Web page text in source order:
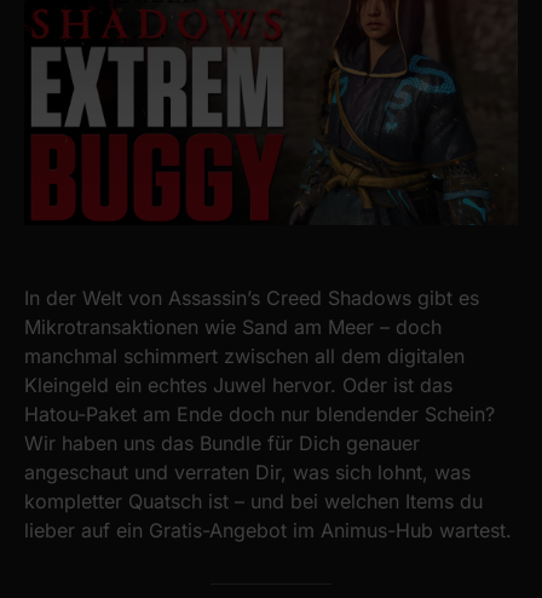
In der Welt von Assassin’s Creed Shadows gibt es
Mikrotransaktionen wie Sand am Meer – doch
manchmal schimmert zwischen all dem digitalen
Kleingeld ein echtes Juwel hervor. Oder ist das
Hatou-Paket am Ende doch nur blendender Schein?
Wir haben uns das Bundle für Dich genauer
angeschaut und verraten Dir, was sich lohnt, was
kompletter Quatsch ist – und bei welchen Items du
lieber auf ein Gratis-Angebot im Animus-Hub wartest.